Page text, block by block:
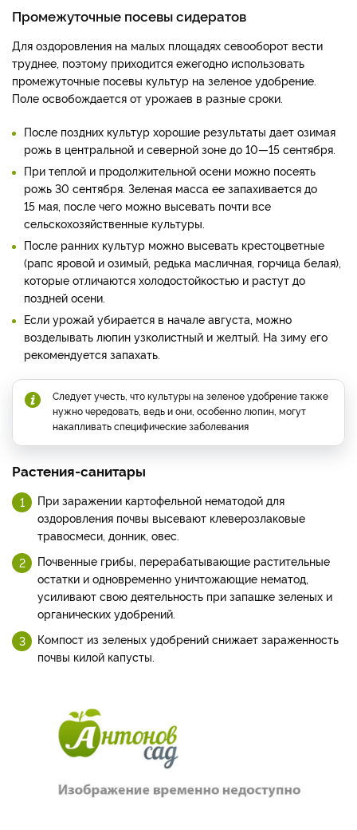
Промежуточные посевы сидератов
Для оздоровления на малых площадях севооборот вести
труднее, поэтому приходится ежегодно использовать
промежуточные посевы культур на зеленое удобрение.
Поле освобождается от урожаев в разные сроки.
После поздних культур хорошие результаты дает озимая
рожь в центральной и северной зоне до 10—15 сентября.
При теплой и продолжительной осени можно посеять
рожь 30 сентября. Зеленая масса ее запахивается до
15 мая, после чего можно высевать почти все
сельскохозяйственные культуры.
После ранних культур можно высевать крестоцветные
(рапс яровой и озимый, редька масличная, горчица белая),
которые отличаются холодостойкостью и растут до
поздней осени.
Если урожай убирается в начале августа, можно
возделывать люпин узколистный и желтый. На зиму его
рекомендуется запахать.
Следует учесть, что культуры на зеленое удобрение также
нужно чередовать, ведь и они, особенно люпин, могут
накапливать специфические заболевания
Растения-санитары
При заражении картофельной нематодой для
оздоровления почвы высевают клеверозлаковые
травосмеси, донник, овес.
Почвенные грибы, перерабатывающие растительные
остатки и одновременно уничтожающие нематод,
усиливают свою деятельность при запашке зеленых и
органических удобрений.
Компост из зеленых удобрений снижает зараженность
почвы килой капусты.